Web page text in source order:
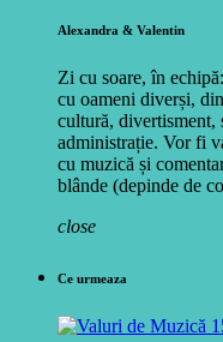
Alexandra & Valentin
Zi cu soare, în
cu oameni diverși,
cultură, divertisment,
administrație. Vor fi
cu muzică și
blânde (depinde de
close
Ce urmeaza